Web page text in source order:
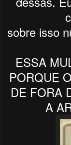
sobre isso
ESSA
PORQUE
DE FORA
A